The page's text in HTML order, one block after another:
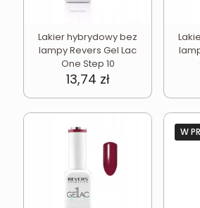
Lakier hybrydowy bez
lampy Revers Gel Lac
One Step 10
13,74 zł
W